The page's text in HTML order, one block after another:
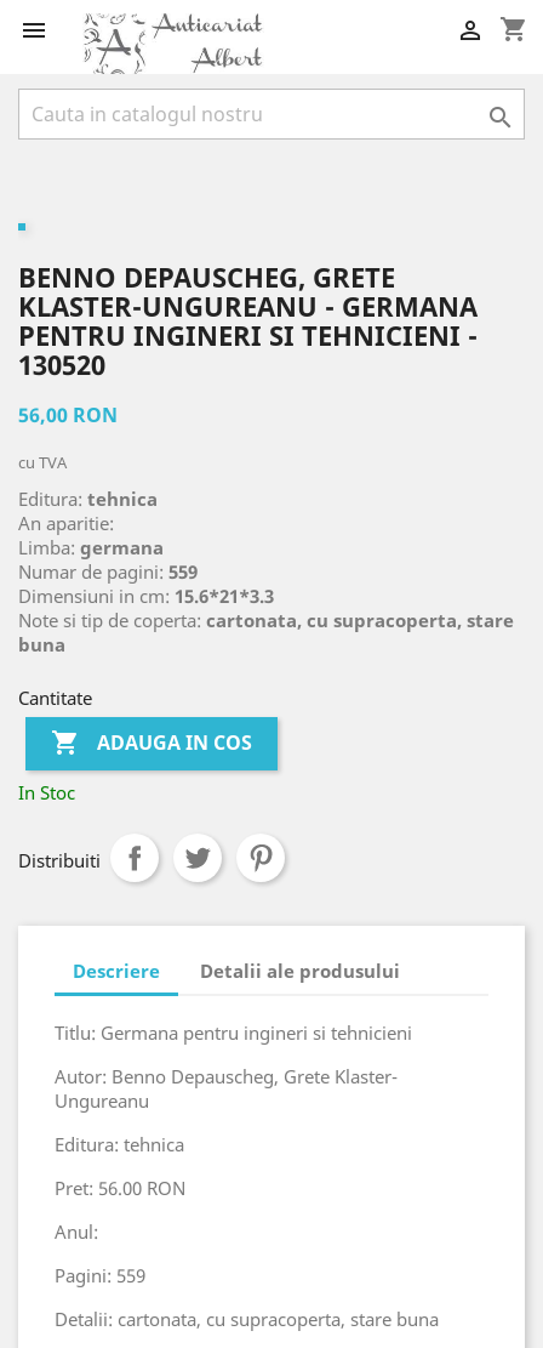
 shopping_cart


BENNO DEPAUSCHEG, GRETE
KLASTER-UNGUREANU - GERMANA
PENTRU INGINERI SI TEHNICIENI -
130520
56,00 RON
cu TVA
Editura: tehnica
An aparitie:
Limba: germana
Numar de pagini: 559
Dimensiuni in cm: 15.6*21*3.3
Note si tip de coperta: cartonata, cu supracoperta, stare
buna
Cantitate
 ADAUGA IN COS
In Stoc
Distribuiti
Descriere Detalii ale produsului
Titlu: Germana pentru ingineri si tehnicieni
Autor: Benno Depauscheg, Grete Klaster-
Ungureanu
Editura: tehnica
Pret: 56.00 RON
Anul:
Pagini: 559
Detalii: cartonata, cu supracoperta, stare buna